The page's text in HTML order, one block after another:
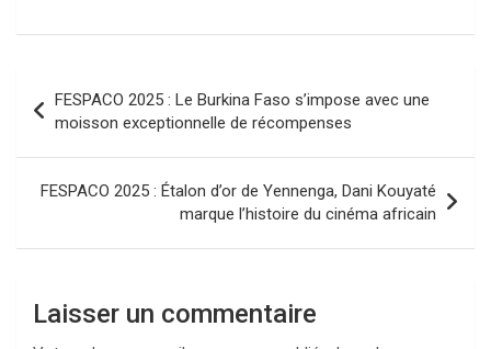
de
l’article
FESPACO 2025 : Le Burkina Faso s’impose avec une
moisson exceptionnelle de récompenses
FESPACO 2025 : Étalon d’or de Yennenga, Dani Kouyaté
marque l’histoire du cinéma africain
Laisser un commentaire